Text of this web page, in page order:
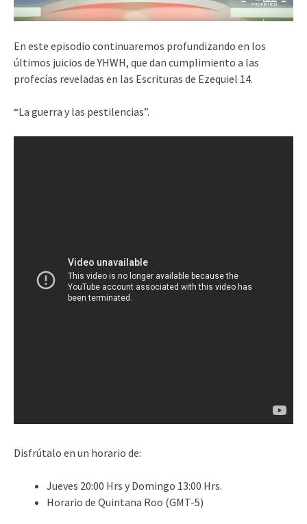
En este episodio continuaremos profundizando en los
últimos juicios de YHWH, que dan cumplimiento a las
profecías reveladas en las Escrituras de Ezequiel 14.
“La guerra y las pestilencias”.
Disfrútalo en un horario de:
Jueves 20:00 Hrs y Domingo 13:00 Hrs.
Horario de Quintana Roo (GMT-5)